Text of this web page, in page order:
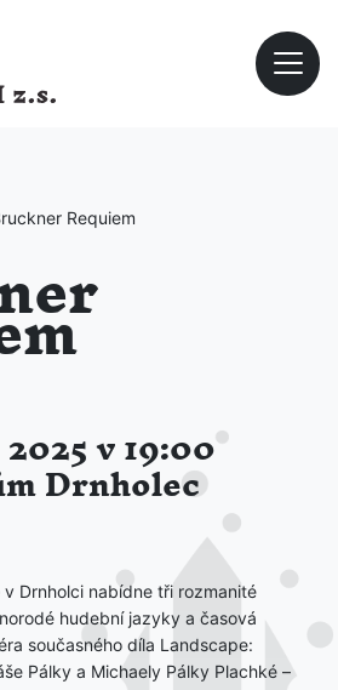
Requiem
v 19:00
Drnholec
Drnholci nabídne tři rozmanité
hudební jazyky a časová
současného díla Landscape:
Pálky a Michaely Pálky Plachké –